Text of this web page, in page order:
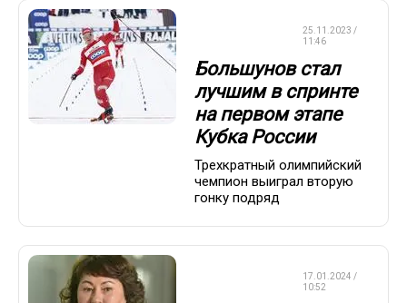
25.11.2023 /
11:46
Большунов стал
лучшим в спринте
на первом этапе
Кубка России
Трехкратный олимпийский
чемпион выиграл вторую
гонку подряд
17.01.2024 /
10:52